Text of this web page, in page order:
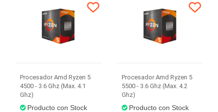
Procesador Amd Ryzen 5
4500 - 3.6 Ghz (Max. 4.1
Ghz)
Producto con Stock
Procesador Amd Ryzen 5
5500 - 3.6 Ghz (Max. 4.2
Ghz)
Producto con Stock